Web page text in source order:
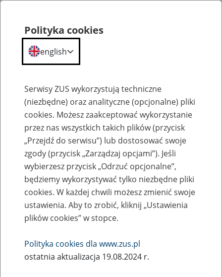
Szkolenia
Zaproś ZUS do siebie - zakładanie profili
eZUS w siedzibie Twojej firmy
Rodzaj wydarzenia
Szkolenia
Polityka cookies
english
Serwisy ZUS wykorzystują techniczne
(niezbędne) oraz analityczne (opcjonalne) pliki
cookies. Możesz zaakceptować wykorzystanie
przez nas wszystkich takich plików (przycisk
„Przejdź do serwisu”) lub dostosować swoje
zgody (przycisk „Zarządzaj opcjami”). Jeśli
wybierzesz przycisk „Odrzuć opcjonalne”,
będziemy wykorzystywać tylko niezbędne pliki
cookies. W każdej chwili możesz zmienić swoje
ustawienia. Aby to zrobić, kliknij „Ustawienia
plików cookies” w stopce.
Polityka cookies dla www.zus.pl
ostatnia aktualizacja 19.08.2024 r.